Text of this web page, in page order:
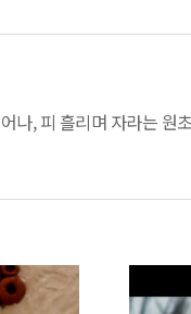
, 피 흘리며 자라는 원